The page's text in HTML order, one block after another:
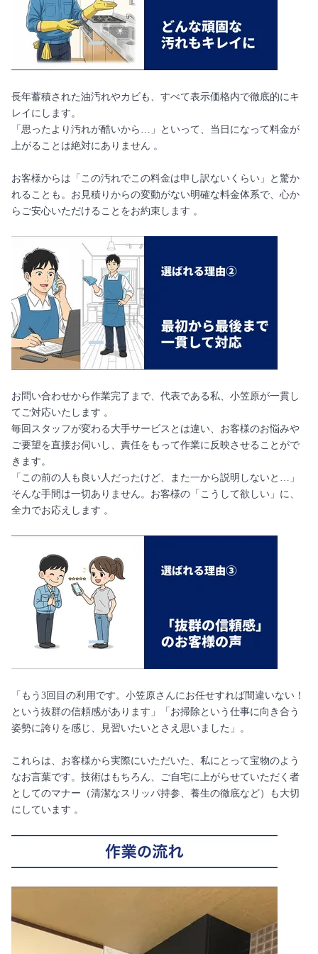
長年蓄積された油汚れやカビも、すべて表示価格内で徹底的にキ
レイにします。
「思ったより汚れが酷いから…」といって、当日になって料金が
上がることは絶対にありません 。
お客様からは「この汚れでこの料金は申し訳ないくらい」と驚か
れることも。お見積りからの変動がない明確な料金体系で、心か
らご安心いただけることをお約束します 。
お問い合わせから作業完了まで、代表である私、小笠原が一貫し
てご対応いたします 。
毎回スタッフが変わる大手サービスとは違い、お客様のお悩みや
ご要望を直接お伺いし、責任をもって作業に反映させることがで
きます。
「この前の人も良い人だったけど、また一から説明しないと…」
そんな手間は一切ありません。お客様の「こうして欲しい」に、
全力でお応えします 。
「もう3回目の利用です。小笠原さんにお任せすれば間違いない！
という抜群の信頼感があります」「お掃除という仕事に向き合う
姿勢に誇りを感じ、見習いたいとさえ思いました」。
これらは、お客様から実際にいただいた、私にとって宝物のよう
なお言葉です。技術はもちろん、ご自宅に上がらせていただく者
としてのマナー（清潔なスリッパ持参、養生の徹底など）も大切
にしています 。